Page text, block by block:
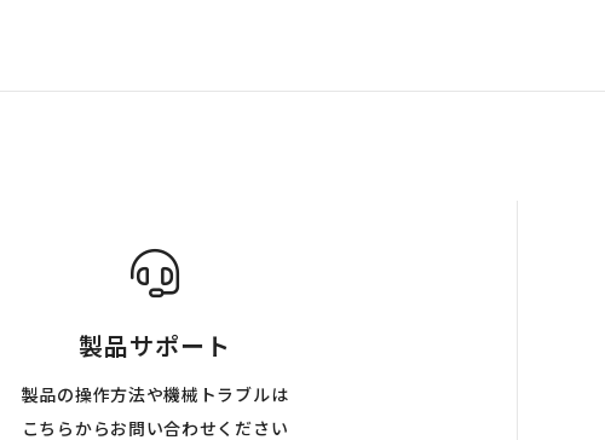
製品サポート
製品の操作方法や機械トラブルは
こちらからお問い合わせください